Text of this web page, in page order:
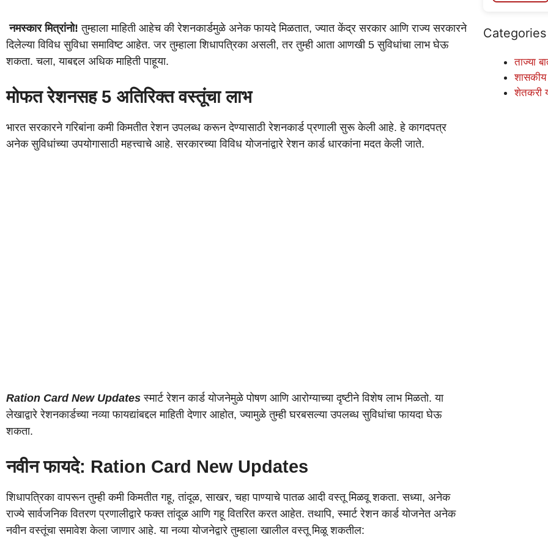
नमस्कार मित्रांनो! तुम्हाला माहिती आहेच की रेशनकार्डमुळे अनेक फायदे मिळतात, ज्यात केंद्र सरकार आणि राज्य सरकारने
दिलेल्या विविध सुविधा समाविष्ट आहेत. जर तुम्हाला शिधापत्रिका असली, तर तुम्ही आता आणखी 5 सुविधांचा लाभ घेऊ
शकता. चला, याबद्दल अधिक माहिती पाहूया.
मोफत रेशनसह 5 अतिरिक्त वस्तूंचा लाभ
भारत सरकारने गरिबांना कमी किमतीत रेशन उपलब्ध करून देण्यासाठी रेशनकार्ड प्रणाली सुरू केली आहे. हे कागदपत्र
अनेक सुविधांच्या उपयोगासाठी महत्त्वाचे आहे. सरकारच्या विविध योजनांद्वारे रेशन कार्ड धारकांना मदत केली जाते.
Ration Card New Updates स्मार्ट रेशन कार्ड योजनेमुळे पोषण आणि आरोग्याच्या दृष्टीने विशेष लाभ मिळतो. या
लेखाद्वारे रेशनकार्डच्या नव्या फायद्यांबद्दल माहिती देणार आहोत, ज्यामुळे तुम्ही घरबसल्या उपलब्ध सुविधांचा फायदा घेऊ
शकता.
नवीन फायदे: Ration Card New Updates
शिधापत्रिका वापरून तुम्ही कमी किमतीत गहू, तांदूळ, साखर, चहा पाण्याचे पातळ आदी वस्तू मिळवू शकता. सध्या, अनेक
राज्ये सार्वजनिक वितरण प्रणालीद्वारे फक्त तांदूळ आणि गहू वितरित करत आहेत. तथापि, स्मार्ट रेशन कार्ड योजनेत अनेक
नवीन वस्तूंचा समावेश केला जाणार आहे. या नव्या योजनेद्वारे तुम्हाला खालील वस्तू मिळू शकतील:
Categories
ताज्या
शासकीय
शेतकरी